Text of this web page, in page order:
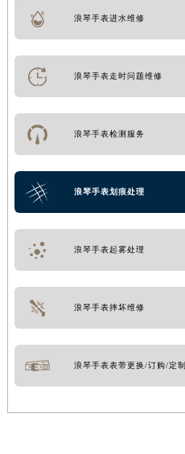
浪琴手表进水维修
浪琴手表走时问题维修
浪琴手表检测服务
浪琴手表划痕处理
浪琴手表起雾处理
浪琴手表摔坏维修
浪琴手表表带更换/订购/定制